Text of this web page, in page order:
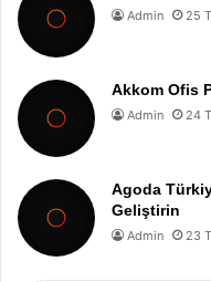
Admin 25
Akkom Ofis
Admin 24
Agoda
Geliştirin
Admin 23